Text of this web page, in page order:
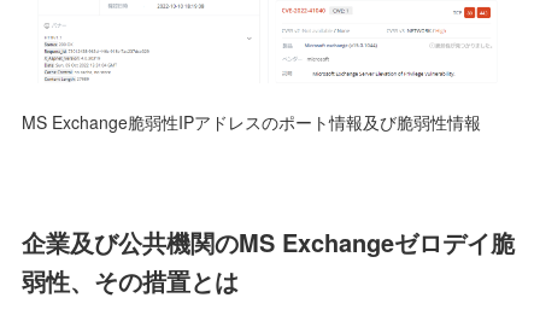
MS Exchange脆弱性IPアドレスのポート情報及び脆弱性情報
企業及び公共機関のMS Exchangeゼロデイ脆
弱性、その措置とは